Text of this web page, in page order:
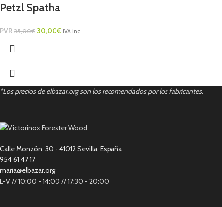
Petzl Spatha
PVR 35,00€ 30,00€ IVA Inc.
*Los precios de elbazar.org son los recomendados por los fabricantes.
Calle Monzón, 30 - 41012 Sevilla, España
954 61 47 17
maria@elbazar.org
L-V // 10:00 - 14:00 // 17:30 - 20:00